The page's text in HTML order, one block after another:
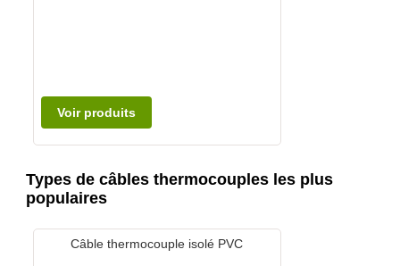
Voir produits
Types de câbles thermocouples les plus
populaires
Câble thermocouple isolé PVC